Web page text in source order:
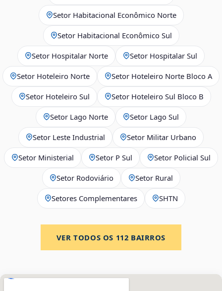
Setor Habitacional Econômico Norte
Setor Habitacional Econômico Sul
Setor Hospitalar Norte Setor Hospitalar Sul
Setor Hoteleiro Norte Setor Hoteleiro Norte Bloco A
Setor Hoteleiro Sul Setor Hoteleiro Sul Bloco B
Setor Lago Norte Setor Lago Sul
Setor Leste Industrial Setor Militar Urbano
Setor Ministerial Setor P Sul Setor Policial Sul
Setor Rodoviário Setor Rural
Setores Complementares SHTN
VER TODOS OS 112 BAIRROS